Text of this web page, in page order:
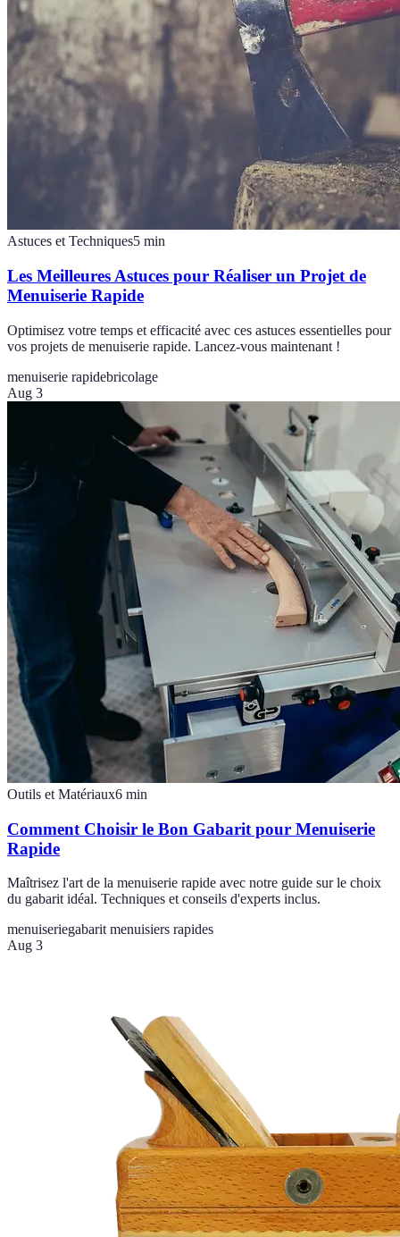
Astuces et Techniques5 min
Les Meilleures Astuces pour Réaliser un Projet de
Menuiserie Rapide
Optimisez votre temps et efficacité avec ces astuces essentielles pour
vos projets de menuiserie rapide. Lancez-vous maintenant !
menuiserie rapidebricolage
Aug 3
Outils et Matériaux6 min
Comment Choisir le Bon Gabarit pour Menuiserie
Rapide
Maîtrisez l'art de la menuiserie rapide avec notre guide sur le choix
du gabarit idéal. Techniques et conseils d'experts inclus.
menuiseriegabarit menuisiers rapides
Aug 3